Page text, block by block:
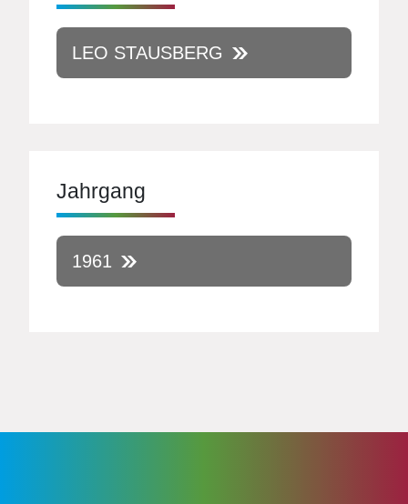
LEO STAUSBERG
Jahrgang
1961